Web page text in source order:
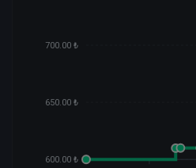
700.00 ₺
650.00 ₺
600.00 ₺